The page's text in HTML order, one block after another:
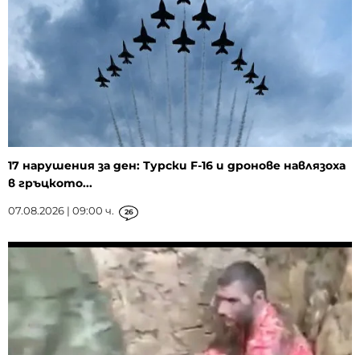
17 нарушения за ден: Турски F-16 и дронове навлязоха
в гръцкото...
07.08.2026 | 09:00 ч. 26